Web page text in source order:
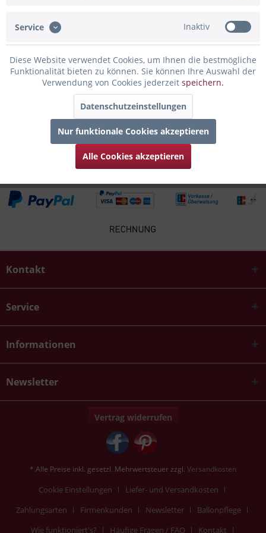
Bewertungen lesen, schreiben und diskutieren...mehr
Infos zum Hersteller
Folgende Infos zum Hersteller sind verfübar......
4
Kontakt
Service
Informationen
Newsletter
Vertrag widerrufen
* Alle Preise inkl. gesetzl. Mehrwertsteuer zzgl. Versandkosten
Cookie Einstellungen
Liefer- und Versandkosten
Zahlungsarten
Firmenkunden Newsletter
Ballonpflege
Wie funktioniert's?
Häufige Fragen / FAQ Kontakt
Service Inaktiv
Diese Website verwendet Cookies, um Ihnen die bestmögliche
Funktionalität bieten zu können. Sie können Ihre Auswahl der
Verwendung von Cookies jederzeit speichern.
Datenschutzeinstellungen
Nur funktionale Cookies akzeptieren
Alle Cookies akzeptieren